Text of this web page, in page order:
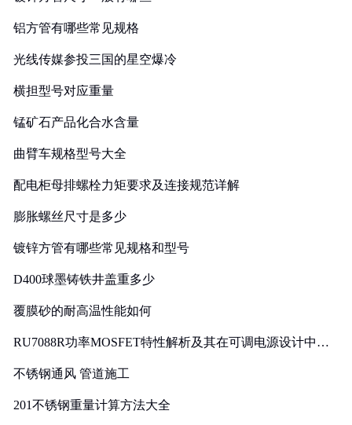
铝方管有哪些常见规格
光线传媒参投三国的星空爆冷
横担型号对应重量
锰矿石产品化合水含量
曲臂车规格型号大全
配电柜母排螺栓力矩要求及连接规范详解
膨胀螺丝尺寸是多少
镀锌方管有哪些常见规格和型号
D400球墨铸铁井盖重多少
覆膜砂的耐高温性能如何
RU7088R功率MOSFET特性解析及其在可调电源设计中的
不锈钢通风 管道施工
201不锈钢重量计算方法大全